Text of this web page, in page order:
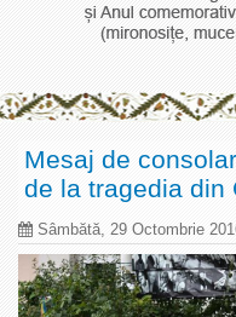
Mesaj de
de la tragedia din
Sâmbătă, 29 Octombrie